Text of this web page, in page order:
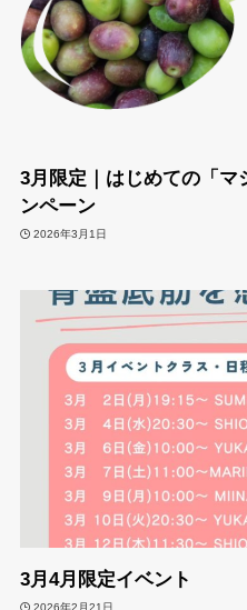
3月限定｜はじめての「マ
ンペーン
2026年3月1日
3月4月限定イベント
2026年2月21日